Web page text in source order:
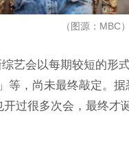
（图源：MBC）
艺会以每期较短的形
等，尚未最终敲定。
过很多次会，最终才